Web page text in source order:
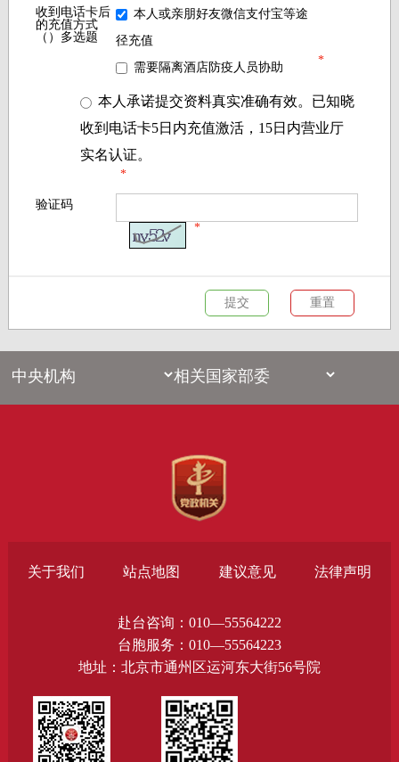
收到电话卡后
的充值方式
（）多选题
本人或亲朋好友微信支付宝等途
径充值
需要隔离酒店防疫人员协助
*
本人承诺提交资料真实准确有效。已知晓
收到电话卡5日内充值激活，15日内营业厅
实名认证。
*
验证码
*
关于我们 站点地图 建议意见 法律声明
赴台咨询：010—55564222
台胞服务：010—55564223
地址：北京市通州区运河东大街56号院